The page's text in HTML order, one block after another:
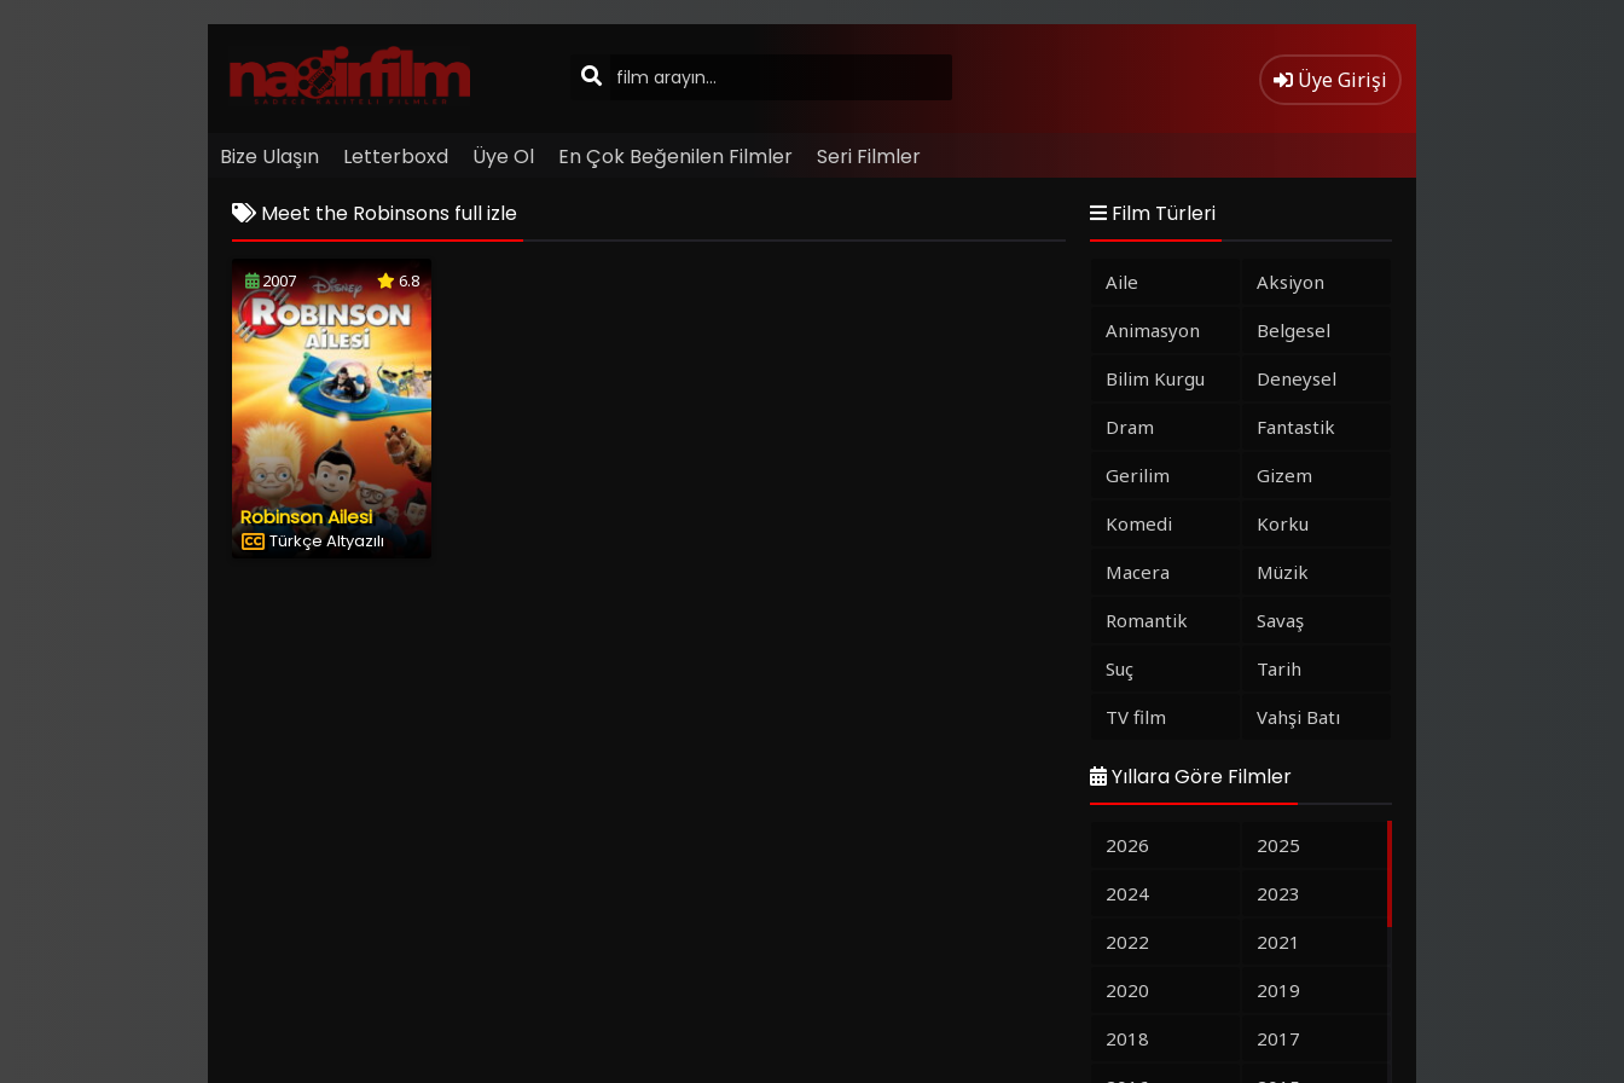
Üye Girişi
Bize Ulaşın Letterboxd Üye Ol En Çok Beğenilen Filmler Seri Filmler
Meet the Robinsons full izle
2007 6.8
Robinson Ailesi
Türkçe Altyazılı
Film Türleri
Aile
Aksiyon
Animasyon
Belgesel
Bilim Kurgu
Deneysel
Dram
Fantastik
Gerilim
Gizem
Komedi
Korku
Macera
Müzik
Romantik
Savaş
Suç
Tarih
TV film
Vahşi Batı
Yıllara Göre Filmler
2026
2025
2024
2023
2022
2021
2020
2019
2018
2017